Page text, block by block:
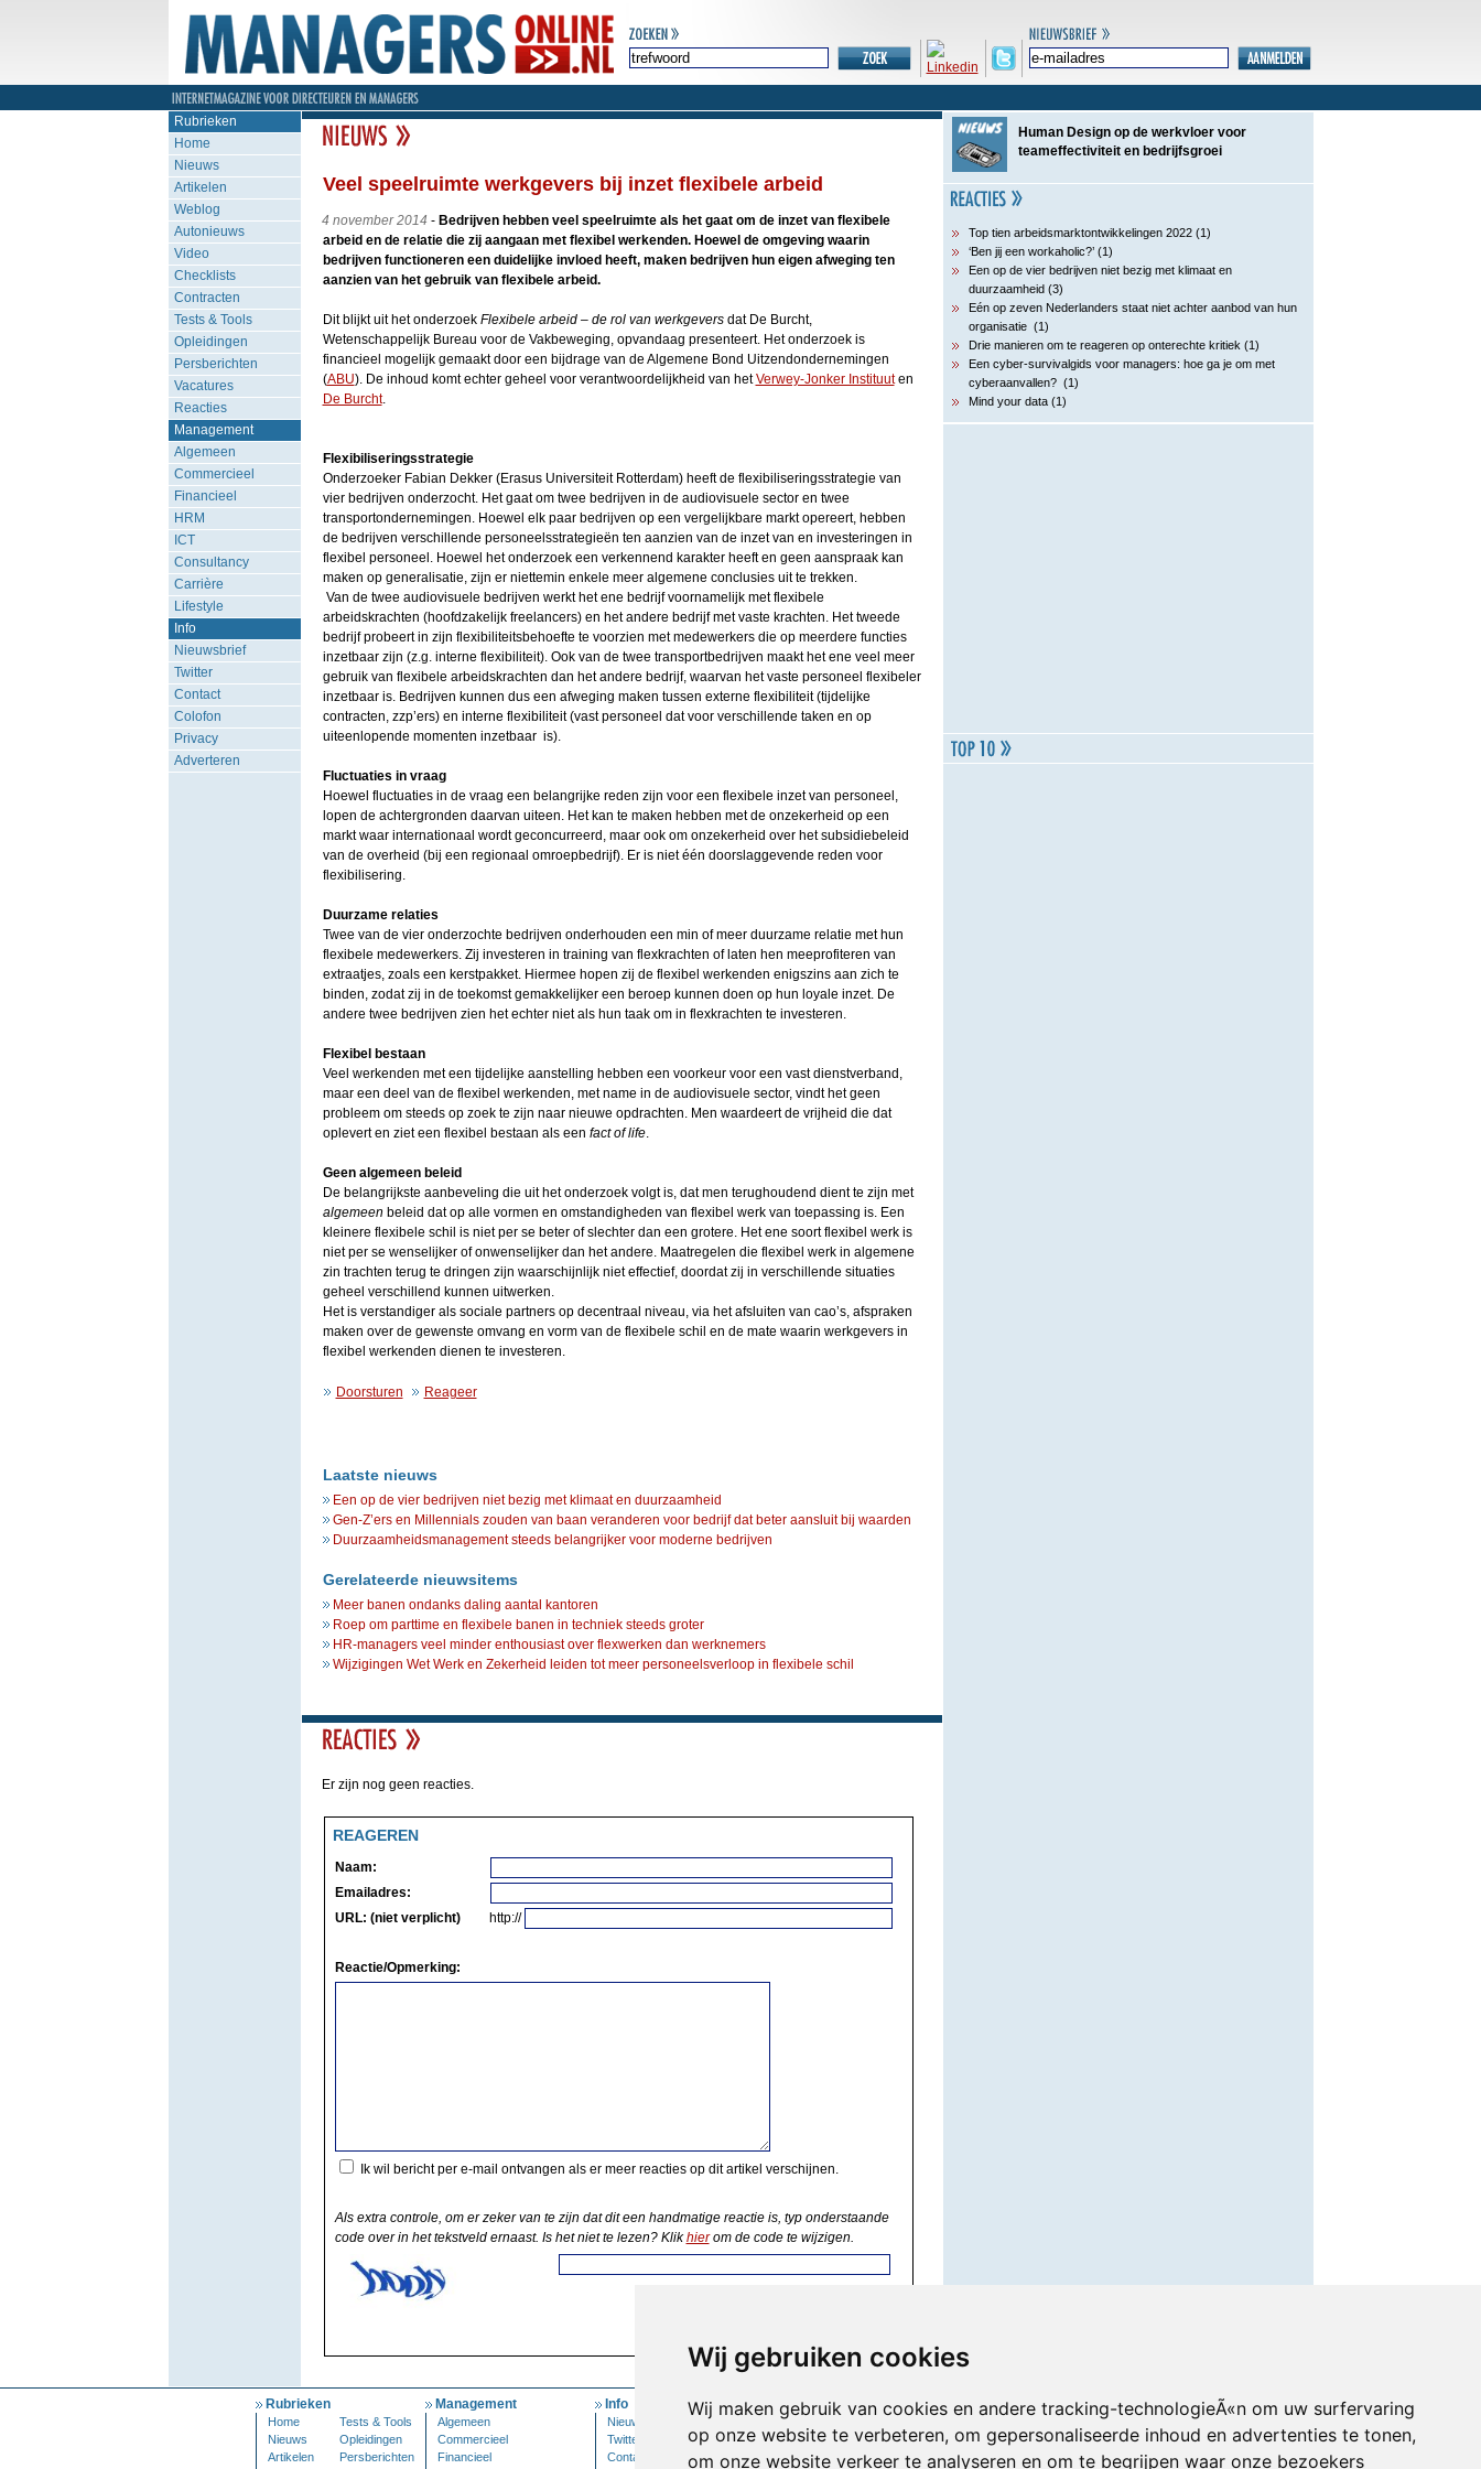
Wij gebruiken cookies
Wij maken gebruik van cookies en andere tracking-technologieÃ«n om uw surfervaring
op onze website te verbeteren, om gepersonaliseerde inhoud en advertenties te tonen,
om onze website verkeer te analyseren en om te begrijpen waar onze bezoekers
Rubrieken
Home
Nieuws
Artikelen
Weblog
Autonieuws
Video
Checklists
Contracten
Tests & Tools
Opleidingen
Persberichten
Vacatures
Reacties
Management
Algemeen
Commercieel
Financieel
HRM
ICT
Consultancy
Carrière
Lifestyle
Info
Nieuwsbrief
Twitter
Contact
Colofon
Privacy
Adverteren
Veel speelruimte werkgevers bij inzet flexibele arbeid
4 november 2014 - Bedrijven hebben veel speelruimte als het gaat om de inzet van flexibele
arbeid en de relatie die zij aangaan met flexibel werkenden. Hoewel de omgeving waarin
bedrijven functioneren een duidelijke invloed heeft, maken bedrijven hun eigen afweging ten
aanzien van het gebruik van flexibele arbeid.
Dit blijkt uit het onderzoek Flexibele arbeid – de rol van werkgeversdat De Burcht,
Wetenschappelijk Bureau voor de Vakbeweging, opvandaag presenteert. Het onderzoek is
financieel mogelijk gemaakt door een bijdrage van de Algemene Bond Uitzendondernemingen
(ABU). De inhoud komt echter geheel voor verantwoordelijkheid van hetVerwey-Jonker Instituuten
De Burcht.
Flexibiliseringsstrategie
Onderzoeker Fabian Dekker (Erasus Universiteit Rotterdam) heeft de flexibiliseringsstrategie van
vier bedrijven onderzocht. Het gaat om twee bedrijven in de audiovisuele sector en twee
transportondernemingen. Hoewel elk paar bedrijven op een vergelijkbare markt opereert, hebben
de bedrijven verschillende personeelsstrategieën ten aanzien van de inzet van en investeringen in
flexibel personeel. Hoewel het onderzoek een verkennend karakter heeft en geen aanspraak kan
maken op generalisatie, zijn er niettemin enkele meer algemene conclusies uit te trekken.
Van de twee audiovisuele bedrijven werkt het ene bedrijf voornamelijk met flexibele
arbeidskrachten (hoofdzakelijk freelancers) en het andere bedrijf met vaste krachten. Het tweede
bedrijf probeert in zijn flexibiliteitsbehoefte te voorzien met medewerkers die op meerdere functies
inzetbaar zijn (z.g. interne flexibiliteit). Ook van de twee transportbedrijven maakt het ene veel meer
gebruik van flexibele arbeidskrachten dan het andere bedrijf, waarvan het vaste personeel flexibeler
inzetbaar is. Bedrijven kunnen dus een afweging maken tussen externe flexibiliteit (tijdelijke
contracten, zzp’ers) en interne flexibiliteit (vast personeel dat voor verschillende taken en op
uiteenlopende momenten inzetbaar is).
Fluctuaties in vraag
Hoewel fluctuaties in de vraag een belangrijke reden zijn voor een flexibele inzet van personeel,
lopen de achtergronden daarvan uiteen. Het kan te maken hebben met de onzekerheid op een
markt waar internationaal wordt geconcurreerd, maar ook om onzekerheid over het subsidiebeleid
van de overheid (bij een regionaal omroepbedrijf). Er is niet één doorslaggevende reden voor
flexibilisering.
Duurzame relaties
Twee van de vier onderzochte bedrijven onderhouden een min of meer duurzame relatie met hun
flexibele medewerkers. Zij investeren in training van flexkrachten of laten hen meeprofiteren van
extraatjes, zoals een kerstpakket. Hiermee hopen zij de flexibel werkenden enigszins aan zich te
binden, zodat zij in de toekomst gemakkelijker een beroep kunnen doen op hun loyale inzet. De
andere twee bedrijven zien het echter niet als hun taak om in flexkrachten te investeren.
Flexibel bestaan
Veel werkenden met een tijdelijke aanstelling hebben een voorkeur voor een vast dienstverband,
maar een deel van de flexibel werkenden, met name in de audiovisuele sector, vindt het geen
probleem om steeds op zoek te zijn naar nieuwe opdrachten. Men waardeert de vrijheid die dat
oplevert en ziet een flexibel bestaan als een fact of life.
Geen algemeen beleid
De belangrijkste aanbeveling die uit het onderzoek volgt is, dat men terughoudend dient te zijn met
algemeen beleid dat op alle vormen en omstandigheden van flexibel werk van toepassing is. Een
kleinere flexibele schil is niet per se beter of slechter dan een grotere. Het ene soort flexibel werk is
niet per se wenselijker of onwenselijker dan het andere. Maatregelen die flexibel werk in algemene
zin trachten terug te dringen zijn waarschijnlijk niet effectief, doordat zij in verschillende situaties
geheel verschillend kunnen uitwerken.
Het is verstandiger als sociale partners op decentraal niveau, via het afsluiten van cao’s, afspraken
maken over de gewenste omvang en vorm van de flexibele schil en de mate waarin werkgevers in
flexibel werkenden dienen te investeren.
Doorsturen Reageer
Laatste nieuws
Een op de vier bedrijven niet bezig met klimaat en duurzaamheid
Gen-Z’ers en Millennials zouden van baan veranderen voor bedrijf dat beter aansluit bij waarden
Duurzaamheidsmanagement steeds belangrijker voor moderne bedrijven
Gerelateerde nieuwsitems
Meer banen ondanks daling aantal kantoren
Roep om parttime en flexibele banen in techniek steeds groter
HR-managers veel minder enthousiast over flexwerken dan werknemers
Wijzigingen Wet Werk en Zekerheid leiden tot meer personeelsverloop in flexibele schil
Er zijn nog geen reacties.
REAGEREN
Naam:
Emailadres:
URL: (niet verplicht)
http://
Reactie/Opmerking:
Ik wil bericht per e-mail ontvangen als er meer reacties op dit artikel verschijnen.
Als extra controle, om er zeker van te zijn dat dit een handmatige reactie is, typ onderstaande
code over in het tekstveld ernaast. Is het niet te lezen? Klikhierom de code te wijzigen.
Human Design op de werkvloer voor
teameffectiviteit en bedrijfsgroei
Top tien arbeidsmarktontwikkelingen 2022 (1)
‘Ben jij een workaholic?’ (1)
Een op de vier bedrijven niet bezig met klimaat en
duurzaamheid (3)
Eén op zeven Nederlanders staat niet achter aanbod van hun
organisatie (1)
Drie manieren om te reageren op onterechte kritiek (1)
Een cyber-survivalgids voor managers: hoe ga je om met
cyberaanvallen? (1)
Mind your data (1)
Rubrieken
Home
Tests & Tools
Nieuws
Opleidingen
Artikelen
Persberichten
Management
Algemeen
Commercieel
Financieel
Info
Nieuwsbrief
Twitter
Contact
Mijn Account
Inloggen